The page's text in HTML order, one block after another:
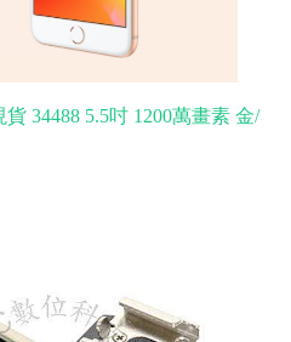
貨 34488 5.5吋 1200萬畫素 金/